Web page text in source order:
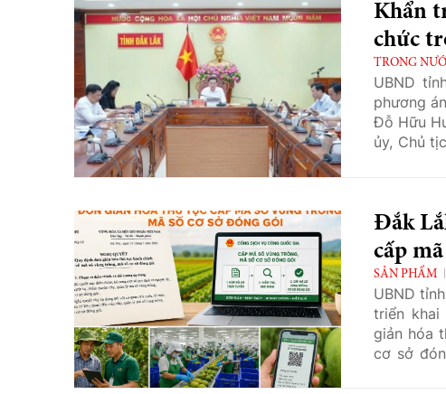
Khẩn
chức
TRONG
UBND
phương
Đỗ Hữu
ủy, Chủ
Đắk
cấp
SẢN PHẨM
UBND
triển khai
giản hóa
cơ sở